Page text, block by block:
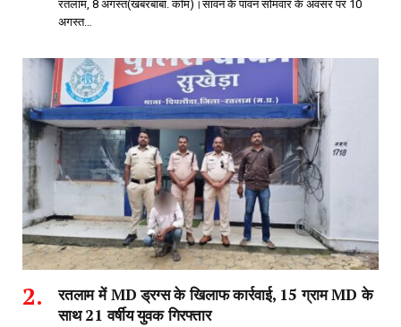
रतलाम, 8 अगस्त(खबरबाबा. कॉम)।सावन के पावन सोमवार के अवसर पर 10
अगस्त…
रतलाम में MD ड्रग्स के खिलाफ कार्रवाई, 15 ग्राम MD के
साथ 21 वर्षीय युवक गिरफ्तार